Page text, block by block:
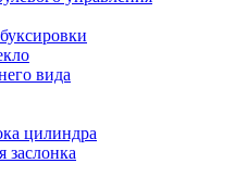
вида
цилиндра
заслонка